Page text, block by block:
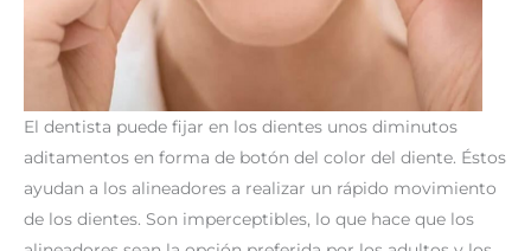
El dentista puede fijar en los dientes unos diminutos
aditamentos en forma de botón del color del diente. Éstos
ayudan a los alineadores a realizar un rápido movimiento
de los dientes. Son imperceptibles, lo que hace que los